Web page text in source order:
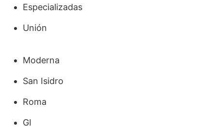
Especializadas
Unión
Moderna
San Isidro
Roma
GI